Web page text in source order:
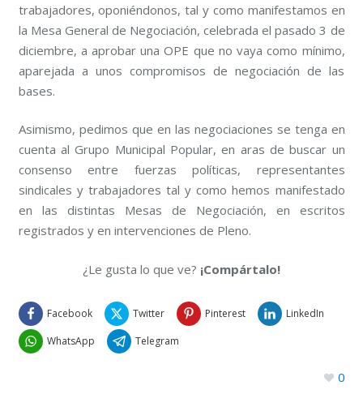
trabajadores, oponiéndonos, tal y como manifestamos en
la Mesa General de Negociación, celebrada el pasado 3 de
diciembre, a aprobar una OPE que no vaya como mínimo,
aparejada a unos compromisos de negociación de las
bases.
Asimismo, pedimos que en las negociaciones se tenga en
cuenta al Grupo Municipal Popular, en aras de buscar un
consenso entre fuerzas políticas, representantes
sindicales y trabajadores tal y como hemos manifestado
en las distintas Mesas de Negociación, en escritos
registrados y en intervenciones de Pleno.
¿Le gusta lo que ve? ¡Compártalo!
Facebook Twitter Pinterest
LinkedIn
WhatsApp
Telegram
0